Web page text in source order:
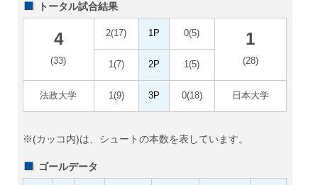
トータル試合結果
4
(33)
2(17) 1P 0(5) 1
(28)
1(7) 2P 1(5)
法政大学 1(9) 3P 0(18) 日本大学
※(カッコ内)は、シュートの本数を表しています。
ゴールデータ